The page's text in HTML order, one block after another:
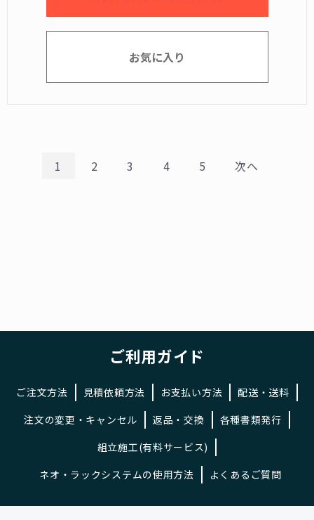
お気に入り
1 2 3 4 5 次へ
ご利用ガイド
ご注文方法 見積依頼方法 お支払い方法
配送・送料
注文の変更・キャンセル
返品・交換
各種書類発行
組立施工(有料サービス)
ネオ・ラックシステムの使用方法
よくあるご質問